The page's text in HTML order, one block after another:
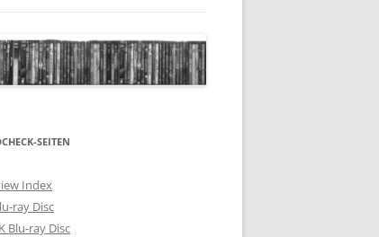
SEITEN
Index
ray Disc
Blu-ray Disc